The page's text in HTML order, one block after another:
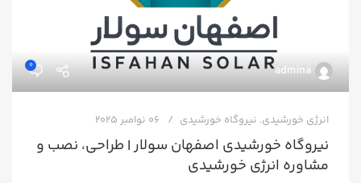
admina
0
انرژی خورشیدی, نیروگاه خورشیدی 06 نوامبر 2025
نیروگاه خورشیدی اصفهان سولار | طراحی، نصب و
مشاوره انرژی خورشیدی